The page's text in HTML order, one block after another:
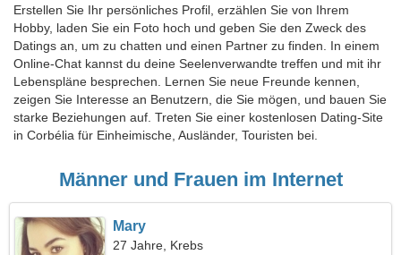
Erstellen Sie Ihr persönliches Profil, erzählen Sie von Ihrem
Hobby, laden Sie ein Foto hoch und geben Sie den Zweck des
Datings an, um zu chatten und einen Partner zu finden. In einem
Online-Chat kannst du deine Seelenverwandte treffen und mit ihr
Lebenspläne besprechen. Lernen Sie neue Freunde kennen,
zeigen Sie Interesse an Benutzern, die Sie mögen, und bauen Sie
starke Beziehungen auf. Treten Sie einer kostenlosen Dating-Site
in Corbélia für Einheimische, Ausländer, Touristen bei.
Männer und Frauen im Internet
Mary
27 Jahre, Krebs